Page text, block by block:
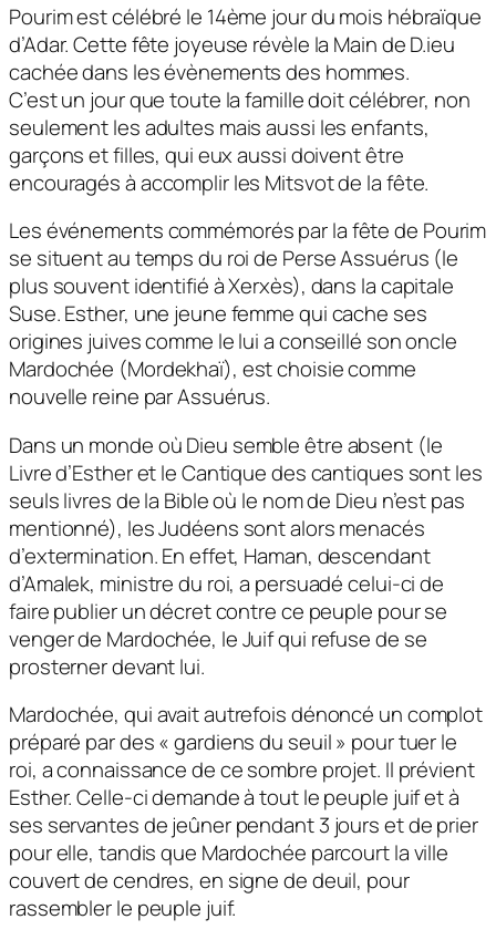
Pourim est célébré le 14ème jour du mois hébraïque
d’Adar. Cette fête joyeuse révèle la Main de D.ieu
cachée dans les évènements des hommes.
C’est un jour que toute la famille doit célébrer, non
seulement les adultes mais aussi les enfants,
garçons et filles, qui eux aussi doivent être
encouragés à accomplir les Mitsvot de la fête.
Les événements commémorés par la fête de Pourim
se situent au temps du roi de Perse Assuérus (le
plus souvent identifié à Xerxès), dans la capitale
Suse. Esther, une jeune femme qui cache ses
origines juives comme le lui a conseillé son oncle
Mardochée (Mordekhaï), est choisie comme
nouvelle reine par Assuérus.
Dans un monde où Dieu semble être absent (le
Livre d’Esther et le Cantique des cantiques sont les
seuls livres de la Bible où le nom de Dieu n’est pas
mentionné), les Judéens sont alors menacés
d’extermination. En effet, Haman, descendant
d’Amalek, ministre du roi, a persuadé celui-ci de
faire publier un décret contre ce peuple pour se
venger de Mardochée, le Juif qui refuse de se
prosterner devant lui.
Mardochée, qui avait autrefois dénoncé un complot
préparé par des « gardiens du seuil » pour tuer le
roi, a connaissance de ce sombre projet. Il prévient
Esther. Celle-ci demande à tout le peuple juif et à
ses servantes de jeûner pendant 3 jours et de prier
pour elle, tandis que Mardochée parcourt la ville
couvert de cendres, en signe de deuil, pour
rassembler le peuple juif.